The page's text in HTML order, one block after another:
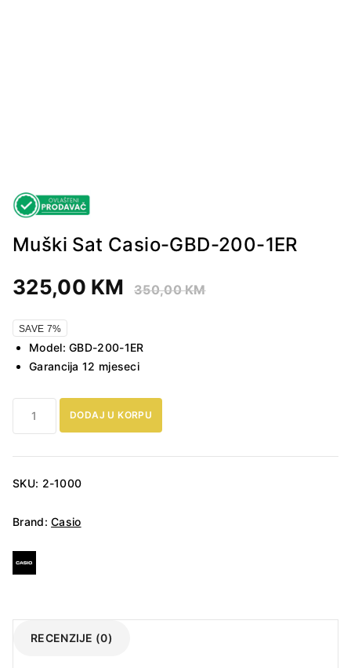
Muški Sat Casio-GBD-200-1ER
325,00 KM 350,00KM
SAVE 7%
Model: GBD-200-1ER
Garancija 12 mjeseci
200-
količina
DODAJ U KORPU
SKU: 2-1000
Brand:Casio
RECENZIJE (0)